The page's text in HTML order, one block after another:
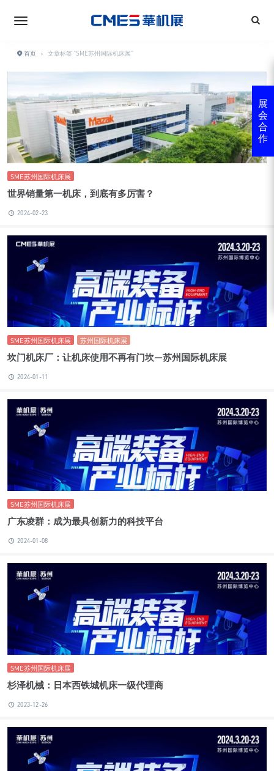
首页 › 文章标签 "SME苏州国际机床展"
SME苏州国际机床展
世界销量第一机床，到底有多厉害？
2024-02-23
SME苏州国际机床展 苏州国际机床展
坎门机床厂：让机床使用不再有门坎—苏州国际机床展
2024-01-11
SME苏州国际机床展
广东凌群：成为最具创新力的科技平台
2024-01-08
SME苏州国际机床展
杉泽机械：日本西铁城机床一级代理商
2023-12-26
展
会
合
作